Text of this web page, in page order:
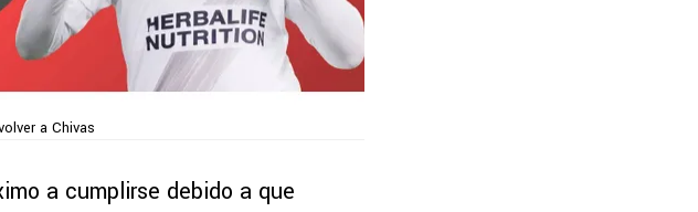
a Chivas
a cumplirse debido a que